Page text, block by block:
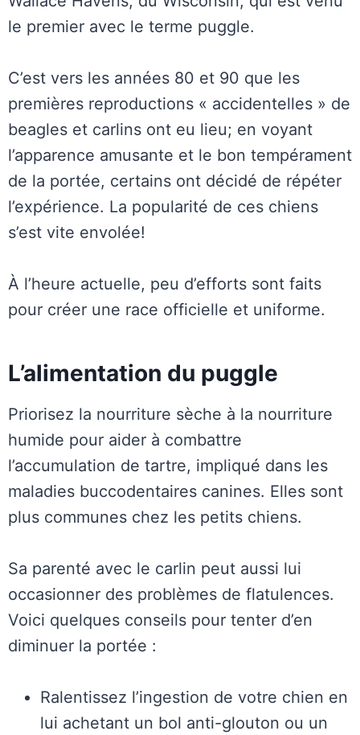
le premier avec le terme puggle.
C’est vers les années 80 et 90 que les
premières reproductions « accidentelles » de
beagles et carlins ont eu lieu; en voyant
l’apparence amusante et le bon tempérament
de la portée, certains ont décidé de répéter
l’expérience. La popularité de ces chiens
s’est vite envolée!
À l’heure actuelle, peu d’efforts sont faits
pour créer une race officielle et uniforme.
L’alimentation du puggle
Priorisez la nourriture sèche à la nourriture
humide pour aider à combattre
l’accumulation de tartre, impliqué dans les
maladies buccodentaires canines. Elles sont
plus communes chez les petits chiens.
Sa parenté avec le carlin peut aussi lui
occasionner des problèmes de flatulences.
Voici quelques conseils pour tenter d’en
diminuer la portée :
Ralentissez l’ingestion de votre chien en
lui achetant un bol anti-glouton ou un